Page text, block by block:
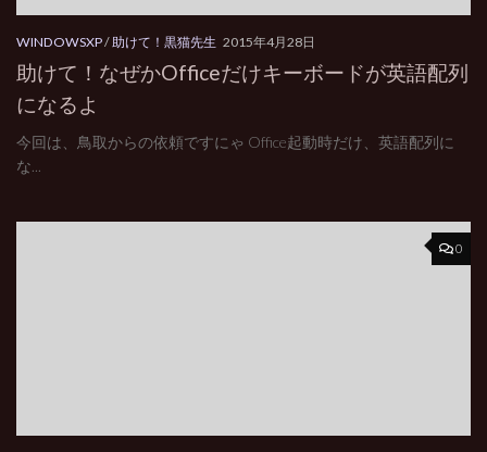
WINDOWSXP/ 助けて！黒猫先生 2015年4月28日
助けて！なぜかOfficeだけキーボードが英語配列
になるよ
今回は、鳥取からの依頼ですにゃ Office起動時だけ、英語配列に
な...
0